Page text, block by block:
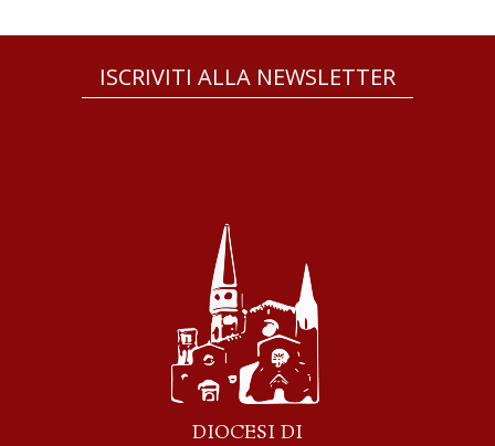
ISCRIVITI ALLA NEWSLETTER
DIOCESI DI